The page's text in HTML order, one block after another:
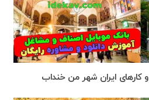
کارهای ایران شهر من خنداب